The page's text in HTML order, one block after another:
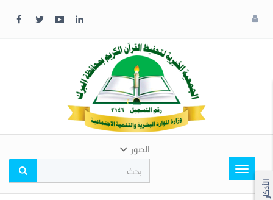
Toggle
navigation
الصور
الأذكار